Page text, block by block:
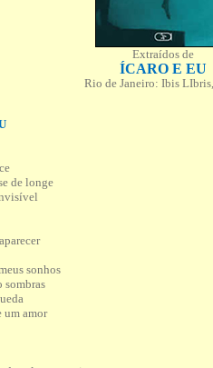
Extraídos de
ÍCARO E EU
Rio de Janeiro: Ibis
de longe
sonhos
sombras
um amor